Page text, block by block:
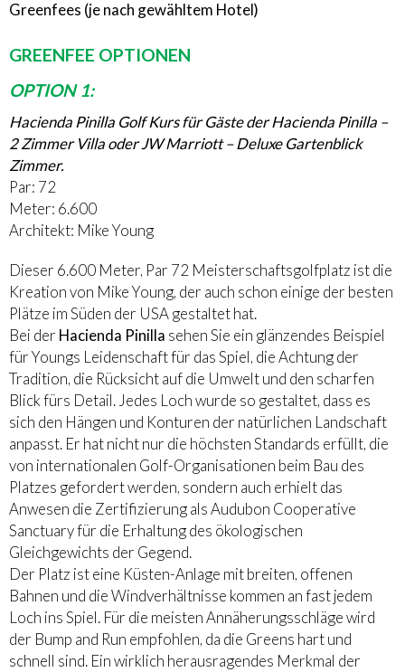
Greenfees (je nach gewähltem Hotel)
GREENFEE OPTIONEN
OPTION 1:
Hacienda Pinilla Golf Kurs für Gäste der Hacienda Pinilla –
2 Zimmer Villa oder JW Marriott – Deluxe Gartenblick
Zimmer.
Par: 72
Meter: 6.600
Architekt: Mike Young
Dieser 6.600 Meter, Par 72 Meisterschaftsgolfplatz ist die
Kreation von Mike Young, der auch schon einige der besten
Plätze im Süden der USA gestaltet hat.
Bei der Hacienda Pinilla sehen Sie ein glänzendes Beispiel
für Youngs Leidenschaft für das Spiel, die Achtung der
Tradition, die Rücksicht auf die Umwelt und den scharfen
Blick fürs Detail. Jedes Loch wurde so gestaltet, dass es
sich den Hängen und Konturen der natürlichen Landschaft
anpasst. Er hat nicht nur die höchsten Standards erfüllt, die
von internationalen Golf-Organisationen beim Bau des
Platzes gefordert werden, sondern auch erhielt das
Anwesen die Zertifizierung als Audubon Cooperative
Sanctuary für die Erhaltung des ökologischen
Gleichgewichts der Gegend.
Der Platz ist eine Küsten-Anlage mit breiten, offenen
Bahnen und die Windverhältnisse kommen an fast jedem
Loch ins Spiel. Für die meisten Annäherungsschläge wird
der Bump and Run empfohlen, da die Greens hart und
schnell sind. Ein wirklich herausragendes Merkmal der